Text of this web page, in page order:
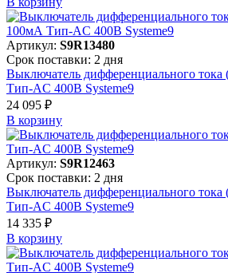
Артикул: S9R13480
Срок поставки: 2 дня
Выключатель дифференциального
Тип-AC 400В Systeme9
24 095 ₽
В корзинy
Артикул: S9R12463
Срок поставки: 2 дня
Выключатель дифференциального
Тип-AC 400В Systeme9
14 335 ₽
В корзинy